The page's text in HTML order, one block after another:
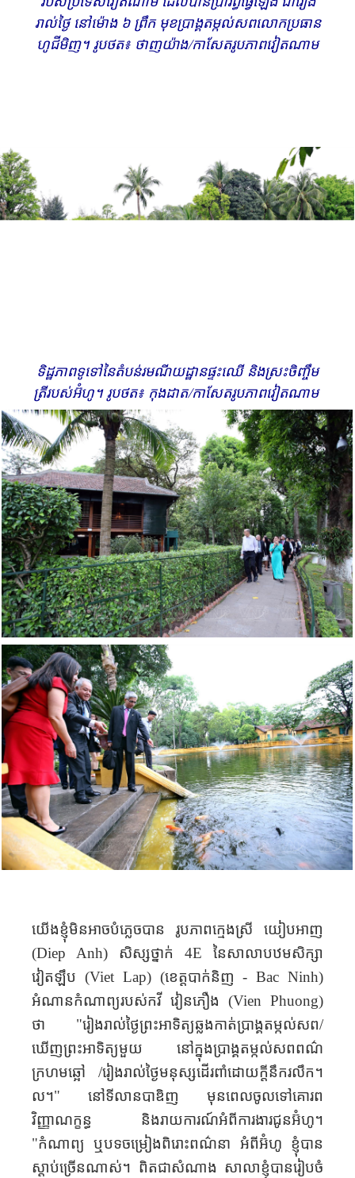
រាល់ថ្ងៃ នៅម៉ោង ៦ ព្រឹក មុខប្រាង្គតម្កល់សព​លោក​ប្រធាន
ហូ​ជីមិញ។ រូបថត៖ ថាញ​យ៉ាង​/កាសែតរូបភាពវៀតណាម​
ទិដ្ឋភាពទូទៅ​នៃតំបន់រមណីយដ្ឋានផ្ទះឈើ និង​ស្រះចិញ្ចឹម
ត្រីរបស់អ៊ំ​​ហូ។ រូបថត៖ កុង​ដាត/កាសែតរូបភាពវៀតណាម​
យើងខ្ញុំ​មិនអាចបំភ្លេចបាន រូបភាពក្មេងស្រី យៀបអាញ
(Diep Anh) សិស្ស​ថ្នាក់ 4E នៃ​សាលា​បឋម​សិក្សា​
វៀតឡឹប (Viet Lap) (ខេត្ត​បាក់និញ - Bac Ninh)
អំណាន​កំណាព្យ​របស់កវី ​វៀនភឿង (Vien Phuong)
ថា "រៀង​រាល់​ថ្ងៃ​ព្រះអាទិត្យ​ឆ្លង​កាត់​ប្រាង្គ​តម្កល់​សព​​/​
ឃើញ​ព្រះអាទិត្យ​មួយ​ នៅក្នុងប្រាង្គតម្កល់​សព​ពណ៌
ក្រហមឆ្អៅ​ /រៀង​រាល់ថ្ងៃ​មនុស្ស​ដើរពាំ​​ដោយ​ក្ដីនឹក​រលឹក​។
ល។​" នៅទីលាន​បាឌិញ មុនពេល​ចូលទៅ​គោរព
វិញ្ញាណក្ខន្ធ និង​រាយការណ៍​អំពី​ការងារ​ជូន​អ៊ំ​ហូ។
"កំណាព្យ ឬ​បទចម្រៀងពិរោះ​ពណ៌នា​ អំពី​​អ៊ំហូ ខ្ញុំបាន​
ស្ដាប់​ច្រើន​ណាស់​។ ពិតជា​សំណាង​ ​សាលា​ខ្ញុំ​បាន​រៀបចំ​